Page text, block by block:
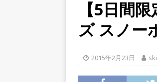
[
い
[
【5日間
ズ スノー
2015年2月23日